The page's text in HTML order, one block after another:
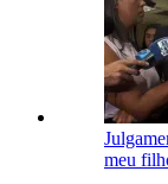
meu